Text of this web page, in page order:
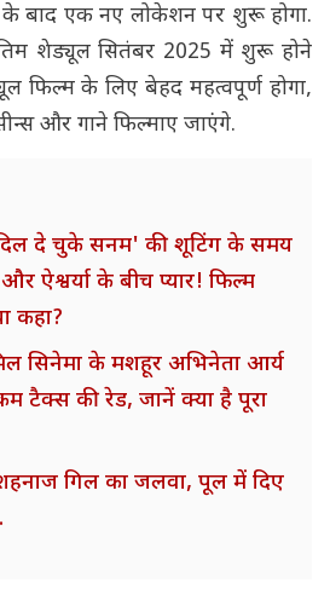
बाद एक नए लोकेशन पर शुरू होगा.
शेड्यूल सितंबर 2025 में शुरू होने
फिल्म के लिए बेहद महत्वपूर्ण होगा,
और गाने फिल्माए जाएंगे.
दिल दे चुके सनम' की शूटिंग के समय
ऐश्वर्या के बीच प्यार! फिल्म
कहा?
सिनेमा के मशहूर अभिनेता आर्य
टैक्स की रेड, जानें क्या है पूरा
गिल का जलवा, पूल में दिए